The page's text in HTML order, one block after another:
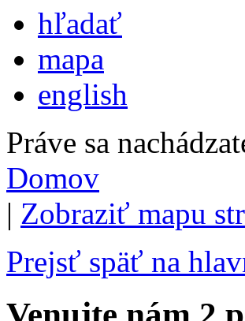
hľadať
mapa
english
Práve sa
Domov
| Zobraziť mapu
Prejsť späť na